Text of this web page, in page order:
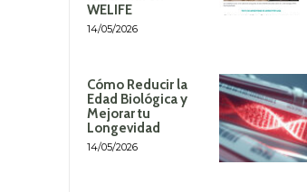
WELIFE
14/05/2026
Cómo Reducir la
Edad Biológica y
Mejorar tu
Longevidad
14/05/2026